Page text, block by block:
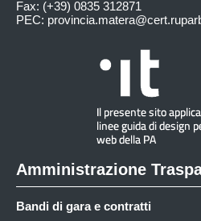
Fax: (+39) 0835 312871
PEC:
Amministrazione
Bandi di gara e contratti